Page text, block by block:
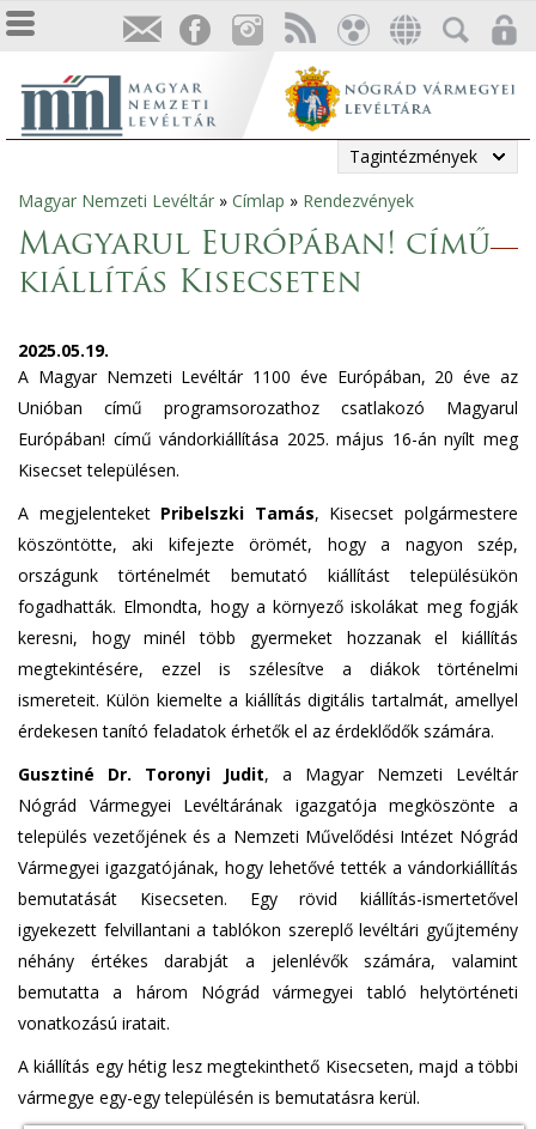
Tagintézmények
Jelenlegi
hely
Magyar Nemzeti Levéltár » Címlap » Rendezvények
Magyarul Európában! című
kiállítás Kisecseten
2025.05.19.
A Magyar Nemzeti Levéltár 1100 éve Európában, 20 éve az
Unióban című programsorozathoz csatlakozó Magyarul
Európában! című vándorkiállítása 2025. május 16-án nyílt meg
Kisecset településen.
A megjelenteket Pribelszki Tamás, Kisecset polgármestere
köszöntötte, aki kifejezte örömét, hogy a nagyon szép,
országunk történelmét bemutató kiállítást településükön
fogadhatták. Elmondta, hogy a környező iskolákat meg fogják
keresni, hogy minél több gyermeket hozzanak el kiállítás
megtekintésére, ezzel is szélesítve a diákok történelmi
ismereteit. Külön kiemelte a kiállítás digitális tartalmát, amellyel
érdekesen tanító feladatok érhetők el az érdeklődők számára.
Gusztiné Dr. Toronyi Judit, a Magyar Nemzeti Levéltár
Nógrád Vármegyei Levéltárának igazgatója megköszönte a
település vezetőjének és a Nemzeti Művelődési Intézet Nógrád
Vármegyei igazgatójának, hogy lehetővé tették a vándorkiállítás
bemutatását Kisecseten. Egy rövid kiállítás-ismertetővel
igyekezett felvillantani a tablókon szereplő levéltári gyűjtemény
néhány értékes darabját a jelenlévők számára, valamint
bemutatta a három Nógrád vármegyei tabló helytörténeti
vonatkozású iratait.
A kiállítás egy hétig lesz megtekinthető Kisecseten, majd a többi
vármegye egy-egy településén is bemutatásra kerül.